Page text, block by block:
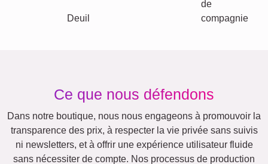
Autres idées, exemples: